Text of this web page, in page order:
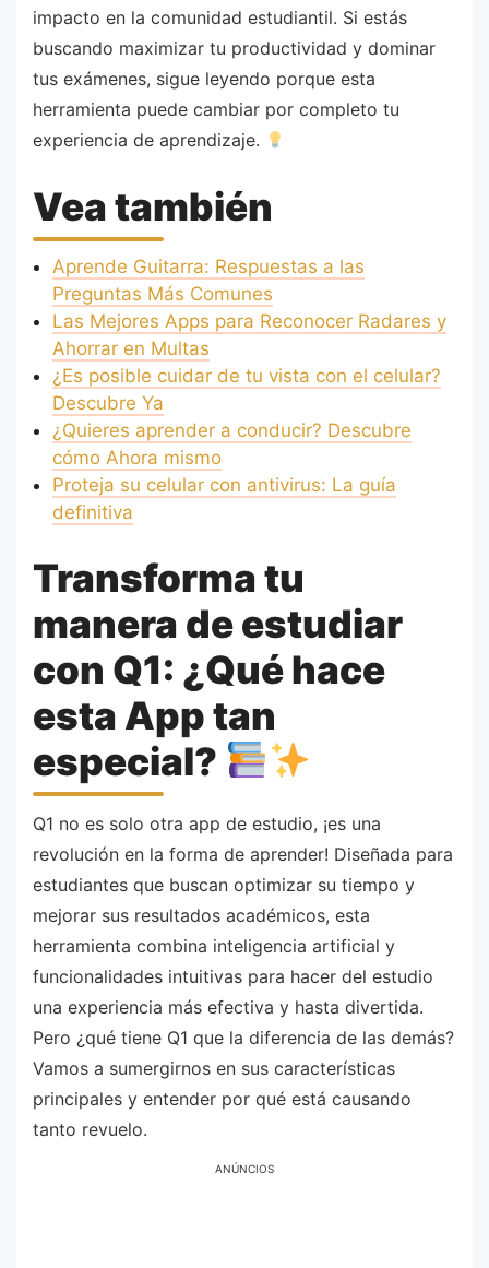
impacto en la comunidad estudiantil. Si estás
buscando maximizar tu productividad y dominar
tus exámenes, sigue leyendo porque esta
herramienta puede cambiar por completo tu
experiencia de aprendizaje.
Vea también
Aprende Guitarra: Respuestas a las
Preguntas Más Comunes
Las Mejores Apps para Reconocer Radares y
Ahorrar en Multas
¿Es posible cuidar de tu vista con el celular?
Descubre Ya
¿Quieres aprender a conducir? Descubre
cómo Ahora mismo
Proteja su celular con antivirus: La guía
definitiva
Transforma tu
manera de estudiar
con Q1: ¿Qué hace
esta App tan
especial?
Q1 no es solo otra app de estudio, ¡es una
revolución en la forma de aprender! Diseñada para
estudiantes que buscan optimizar su tiempo y
mejorar sus resultados académicos, esta
herramienta combina inteligencia artificial y
funcionalidades intuitivas para hacer del estudio
una experiencia más efectiva y hasta divertida.
Pero ¿qué tiene Q1 que la diferencia de las demás?
Vamos a sumergirnos en sus características
principales y entender por qué está causando
tanto revuelo.
ANÚNCIOS